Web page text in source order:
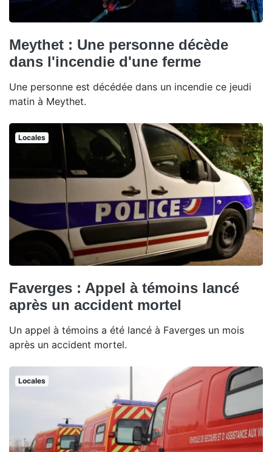
Meythet : Une personne décède
dans l'incendie d'une ferme
Une personne est décédée dans un incendie ce jeudi
matin à Meythet.
Locales
Faverges : Appel à témoins lancé
après un accident mortel
Un appel à témoins a été lancé à Faverges un mois
après un accident mortel.
Locales